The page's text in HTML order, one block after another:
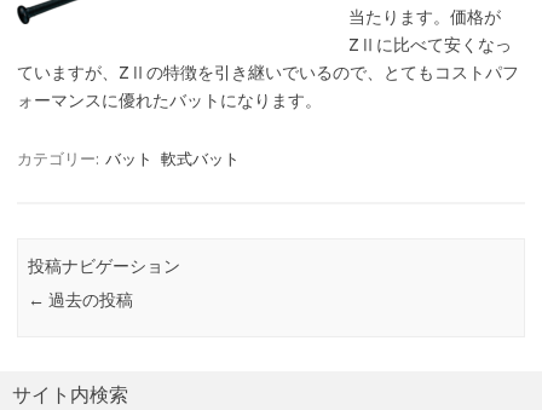
当たります。価格が
ZⅡに比べて安くなっ
ていますが、ZⅡの特徴を引き継いでいるので、とてもコストパフ
ォーマンスに優れたバットになります。
カテゴリー: バット 軟式バット
投稿ナビゲーション
← 過去の投稿
サイト内検索